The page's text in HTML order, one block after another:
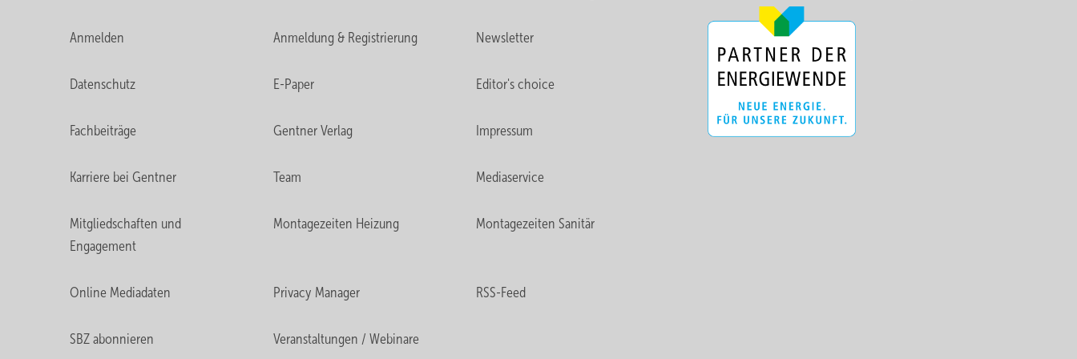
Anmelden Anmeldung & Registrierung Newsletter
Datenschutz E-Paper Editor's choice
Fachbeiträge Gentner Verlag Impressum
Karriere bei Gentner Team Mediaservice
Mitgliedschaften und
Engagement
Montagezeiten Heizung Montagezeiten Sanitär
Online Mediadaten Privacy Manager RSS-Feed
SBZ abonnieren Veranstaltungen / Webinare